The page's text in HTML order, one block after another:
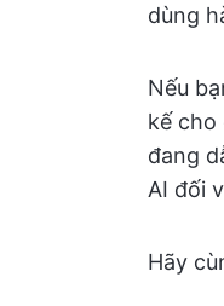
dùng
Nếu
kế cho
đang
AI đối
Hãy